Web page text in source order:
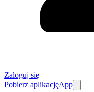
Zaloguj się
Pobierz aplikacjęApp